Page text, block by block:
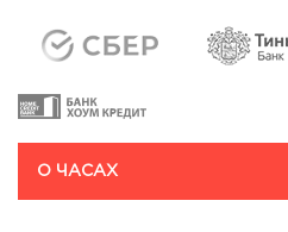
На карте
На карте
О ЧАСАХ